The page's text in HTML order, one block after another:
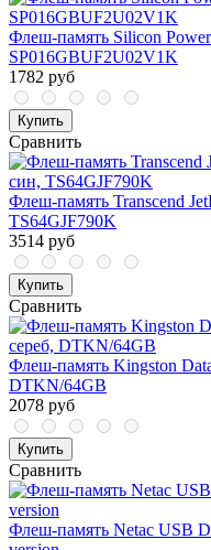
Флеш-память Silicon
SP016GBUF2U02V1K
1782 руб
Купить
Сравнить
Флеш-память Transcend
TS64GJF790K
3514 руб
Купить
Сравнить
Флеш-память Kingston
DTKN/64GB
2078 руб
Купить
Сравнить
Флеш-память Netac USB